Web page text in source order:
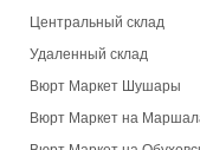
Центральный склад
Удаленный склад
Вюрт Маркет Шушары
Вюрт Маркет на